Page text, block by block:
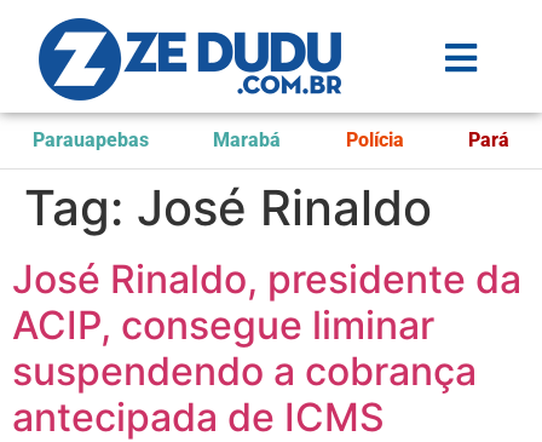
Parauapebas Marabá Polícia Pará
Tag: José Rinaldo
José Rinaldo, presidente da
ACIP, consegue liminar
suspendendo a cobrança
antecipada de ICMS